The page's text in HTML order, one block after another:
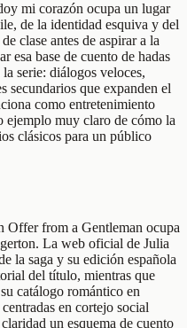
mi corazón ocupa un lugar
de la identidad esquiva y del
clase antes de aspirar a la
esa base de cuento de hadas
serie: diálogos veloces,
secundarios que expanden el
como entretenimiento
ejemplo muy claro de cómo la
clásicos para un público
Offer from a Gentleman ocupa
La web oficial de Julia
la saga y su edición española
del título, mientras que
catálogo romántico en
en cortejo social
un esquema de cuento